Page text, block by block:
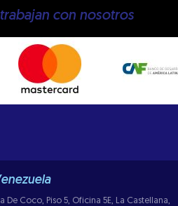
con nosotros
De Coco, Piso 5, Oficina 5E, La Castellana,